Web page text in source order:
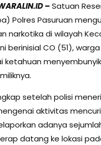
–Satuan
Polres Pasuruan
narkotika di wilayah
berinisial CO (51), warga
ketahuan
setelah polisi
aktivitas
adanya
datang ke lokasi